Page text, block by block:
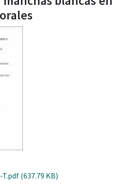
T.pdf (637.79 KB)